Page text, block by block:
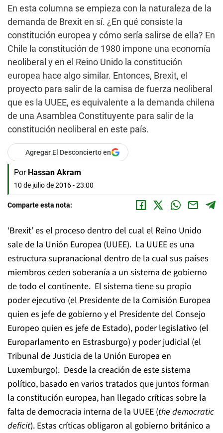
En esta columna se empieza con la naturaleza de la
demanda de Brexit en sí. ¿En qué consiste la
constitución europea y cómo sería salirse de ella? En
Chile la constitución de 1980 impone una economía
neoliberal y en el Reino Unido la constitución
europea hace algo similar. Entonces, Brexit, el
proyecto para salir de la camisa de fuerza neoliberal
que es la UUEE, es equivalente a la demanda chilena
de una Asamblea Constituyente para salir de la
constitución neoliberal en este país.
Agregar El Desconcierto en
Por Hassan Akram
10 de julio de 2016 - 23:00
Comparte esta nota:
‘Brexit’ es el proceso dentro del cual el Reino Unido
sale de la Unión Europea (UUEE). La UUEE es una
estructura supranacional dentro de la cual sus países
miembros ceden soberanía a un sistema de gobierno
de todo el continente. El sistema tiene su propio
poder ejecutivo (el Presidente de la Comisión Europea
quien es jefe de gobierno y el Presidente del Consejo
Europeo quien es jefe de Estado), poder legislativo (el
Europarlamento en Estrasburgo) y poder judicial (el
Tribunal de Justicia de la Unión Europea en
Luxemburgo). Desde la creación de este sistema
político, basado en varios tratados que juntos forman
la constitución europea, han llegado críticas sobre la
falta de democracia interna de la UUEE (the democratic
deficit). Estas críticas obligaron al gobierno británico a